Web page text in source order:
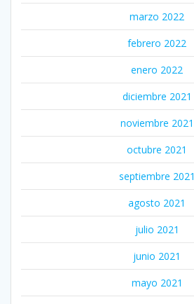
marzo 2022
febrero 2022
enero 2022
diciembre 2021
noviembre 2021
octubre 2021
septiembre 2021
agosto 2021
julio 2021
junio 2021
mayo 2021